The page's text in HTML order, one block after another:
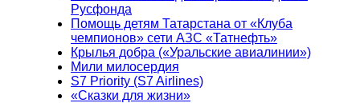
Русфонда
Помощь детям Татарстана от «Клуба
чемпионов» сети АЗС «Татнефть»
Крылья добра («Уральские авиалинии»)
Мили милосердия
S7 Priority (S7 Airlines)
«Сказки для жизни»